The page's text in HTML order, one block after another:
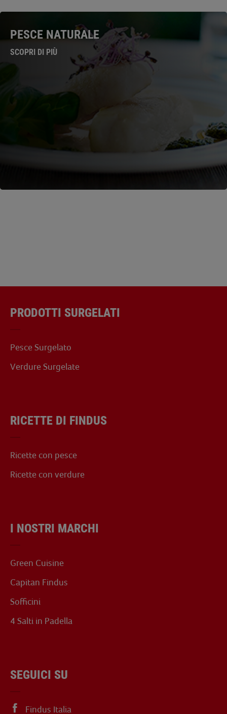
PESCE NATURALE
SCOPRI DI PIÙ
PRODOTTI SURGELATI
Pesce Surgelato
Verdure Surgelate
RICETTE DI FINDUS
Ricette con pesce
Ricette con verdure
I NOSTRI MARCHI
Green Cuisine
Capitan Findus
Sofficini
4 Salti in Padella
SEGUICI SU
Findus Italia